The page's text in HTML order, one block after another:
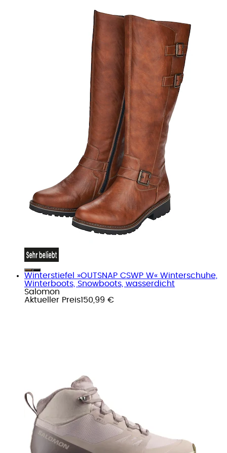
Winterstiefel »OUTSNAP CSWP W« Winterschuhe,
Winterboots, Snowboots, wasserdicht
Salomon
Aktueller Preis150,99 €